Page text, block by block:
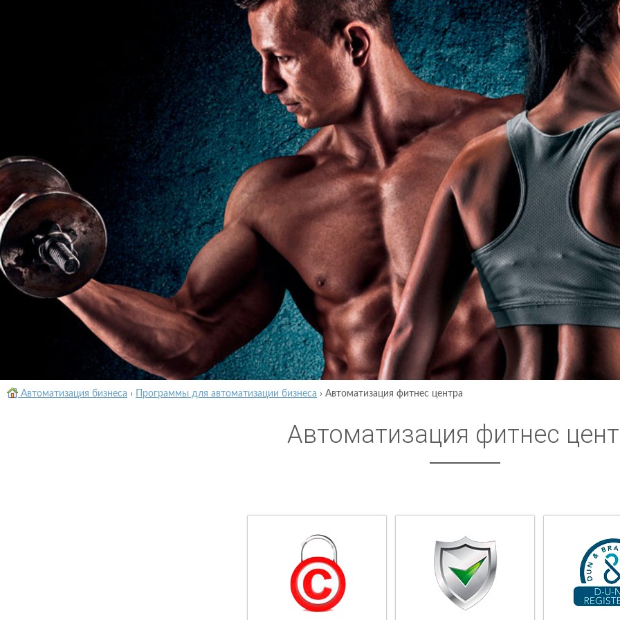
Автоматизация бизнеса › Программы для автоматизации бизнеса › Автоматизация фитнес центра
Автоматизация фитнес